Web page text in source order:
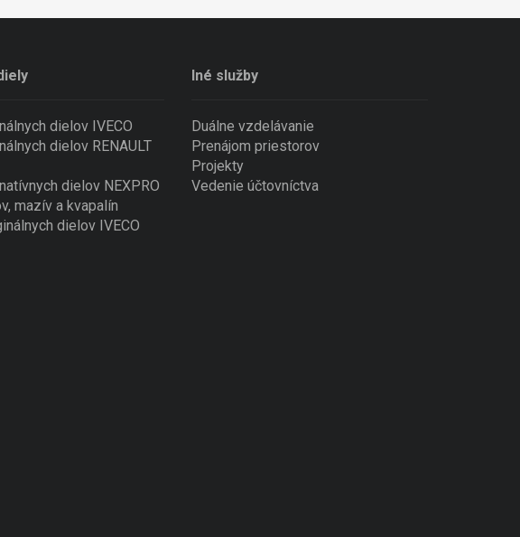
dielov IVECO
dielov RENAULT
dielov NEXPRO
mazív a kvapalín
dielov IVECO
Iné služby
Duálne vzdelávanie
Prenájom priestorov
Projekty
Vedenie účtovníctva